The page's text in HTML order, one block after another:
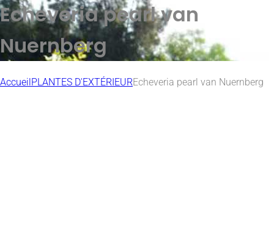
Echeveria pearl van
Nuernberg
AccueilPLANTES D'EXTÉRIEUREcheveria pearl van Nuernberg